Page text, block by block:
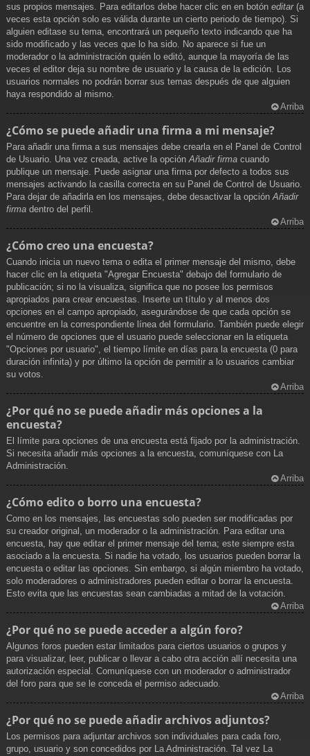
sus propios mensajes. Para editarlos debe hacer clic en en botón editar(a
veces esta opción solo es válida durante un cierto periodo de tiempo). Si
alguien editase su tema, encontrará un pequeño texto indicando que ha
sido modificado y las veces que lo ha sido. No aparece si fue un
moderador o la administración quién lo editó, aunque la mayoría de las
veces el editor deja su nombre de usuario y la causa de la edición. Los
usuarios normales no podrán borrar sus temas después de que alguien
haya respondido al mismo.
Arriba
¿Cómo se puede añadir una firma a mi mensaje?
Para añadir una firma a sus mensajes debe crearla en el Panel de Control
de Usuario. Una vez creada, active la opción Añadir firma cuando
publique un mensaje. Puede asignar una firma por defecto a todos sus
mensajes activando la casilla correcta en su Panel de Control de Usuario.
Para dejar de añadirla en los mensajes, debe desactivar la opción Añadir
firma dentro del perfil.
Arriba
¿Cómo creo una encuesta?
Cuando inicia un nuevo tema o edita el primer mensaje del mismo, debe
hacer clic en la etiqueta "Agregar Encuesta" debajo del formulario de
publicación; si no la visualiza, significa que no posee los permisos
apropiados para crear encuestas. Inserte un título y al menos dos
opciones en el campo apropiado, asegurándose de que cada opción se
encuentre en la correspondiente línea del formulario. También puede elegir
el número de opciones que el usuario puede seleccionar en la etiqueta
"Opciones por usuario", el tiempo límite en días para la encuesta (0 para
duración infinita) y por último la opción de permitir a lo usuarios cambiar
su votos.
Arriba
¿Por qué no se puede añadir más opciones a la
encuesta?
El límite para opciones de una encuesta está fijado por la administración.
Si necesita añadir más opciones a la encuesta, comuníquese con La
Administración.
Arriba
¿Cómo edito o borro una encuesta?
Como en los mensajes, las encuestas solo pueden ser modificadas por
su creador original, un moderador o la administración. Para editar una
encuesta, hay que editar el primer mensaje del tema; este siempre esta
asociado a la encuesta. Si nadie ha votado, los usuarios pueden borrar la
encuesta o editar las opciones. Sin embargo, si algún miembro ha votado,
solo moderadores o administradores pueden editar o borrar la encuesta.
Esto evita que las encuestas sean cambiadas a mitad de la votación.
Arriba
¿Por qué no se puede acceder a algún foro?
Algunos foros pueden estar limitados para ciertos usuarios o grupos y
para visualizar, leer, publicar o llevar a cabo otra acción allí necesita una
autorización especial. Comuníquese con un moderador o administrador
del foro para que se le conceda el permiso adecuado.
Arriba
¿Por qué no se puede añadir archivos adjuntos?
Los permisos para adjuntar archivos son individuales para cada foro,
grupo, usuario y son concedidos por La Administración. Tal vez La